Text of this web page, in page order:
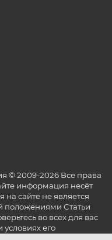
© 2009-2026 Все права
информация несёт
сайте не является
положениями Статьи
во всех для вас
условиях его